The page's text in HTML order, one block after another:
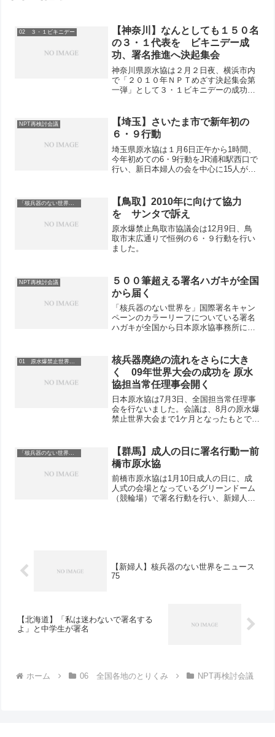
02 ３・１ビキニデー
【神奈川】なんとしても１５０名
の３・１代表を ビキニデー成
功、署名推進へ決起集会
神奈川県原水協は２月２日夜、横浜市内
で「２０１０年ＮＰＴめざす決起集会第
一弾」として３・１ビキニデーの成功と
NPT再検討会議
【埼玉】さいたま市で新年初の
６・９行動
埼玉県原水協は１月6日正午から1時間、
今年初めての6・9行動をJR浦和駅西口で
行い、新日本婦人の会を中心に15人が参
年のNPT再検討会議での前進を踏まえ、
核兵器禁止条約...
「核兵器のない世界を」
【鳥取】2010年に向けて協力
を サンタで訴え
原水爆禁止鳥取市協議会は12月9日、鳥
取市末広通りで恒例の６・９行動を行い
ました。
NPT再検討会議
５００筆超える署名ハガキが全国
から届く
「核兵器のない世界を」国際署名キャン
ペーンのカラーリーフについている署名
ハガキが全国から日本原水協事務所に連
川、山梨、新潟、長野、愛知、岐阜、三
重、石川、滋賀、京都、大阪...
01 原水爆禁止世界大会
核兵器廃絶の流れをさらに大き
く 09年世界大会の成功を 原水
協担当常任理事会開く
日本原水協は7月3日、全国担当常任理事
会を行ないました。会議は、8月の原水爆
禁止世界大会まで1ケ月となったもとで、
組みについて討論されました。
「核兵器のない世界を」
【群馬】成人の日に署名行動ー前
橋市原水協
前橋市原水協は1月10日成人の日に、成
人式の会場となっているグリーンドーム
（競輪場）で署名行動を行い、新婦人、
【新婦人】核兵器のない世界をニュース
75
【北海道】「私は迷わないで署名する
よ」と中学生が署名
ホーム 06 全国各地のとりくみ NPT再検討会議